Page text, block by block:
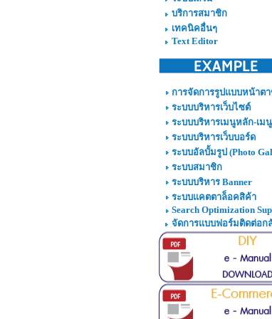
บริการสมาชิก
เทคนิคอื่นๆ
Text Editor
การจัดการรูปแบบหน้าตา
ระบบบริหารเว็บไซต์
ระบบบริหารเมนูหลัก-เม
ระบบบริหารเว็บบอร์ด
ระบบอัลบั้มรูป (Photo
ระบบสมาชิก
ระบบบริหาร Banner
ระบบแคตตาล็อคสิค้า
Search Optimization
จัดการแบบฟอร์มติดต่อก